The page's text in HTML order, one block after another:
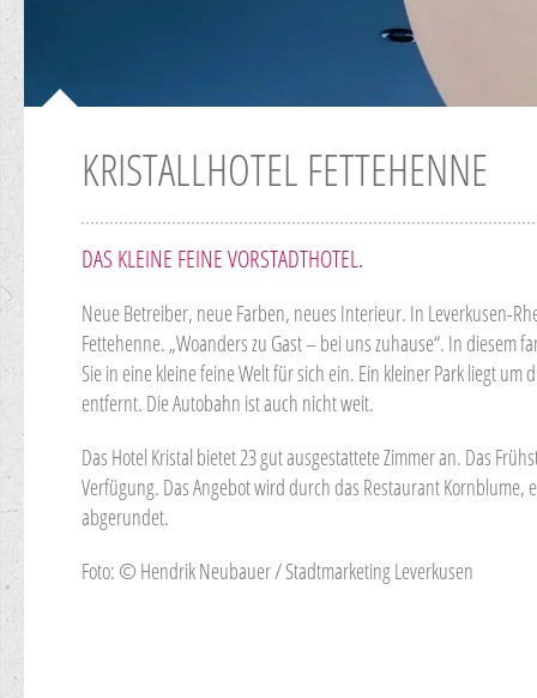
KRISTALLHOTEL FETTEHENNE
DAS KLEINE FEINE VORSTADTHOTEL.
Neue Betreiber, neue Farben, neues Interieur. In Leverkusen-
Fettehenne. „Woanders zu Gast – bei uns zuhause“. In
Sie in eine kleine feine Welt für sich ein. Ein kleiner Park liegt
entfernt. Die Autobahn ist auch nicht weit.
Das Hotel Kristal bietet 23 gut ausgestattete Zimmer an. Das
Verfügung. Das Angebot wird durch das Restaurant
abgerundet.
Foto: © Hendrik Neubauer / Stadtmarketing Leverkusen